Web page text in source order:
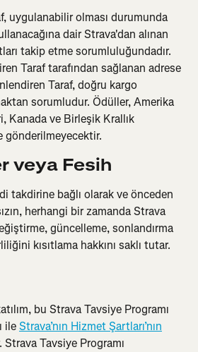
uygulanabilir olması durumunda
dair Strava'dan alınan
takip etme sorumluluğundadır.
Taraf tarafından sağlanan adrese
Taraf, doğru kargo
sorumludur. Ödüller, Amerika
Kanada ve Birleşik Krallık
gönderilmeyecektir.
veya Fesih
takdirine bağlı olarak ve önceden
herhangi bir zamanda Strava
güncelleme, sonlandırma
kısıtlama hakkını saklı tutar.
bu Strava Tavsiye Programı
ile Strava’nın Hizmet Şartları’nın
Tavsiye Programı